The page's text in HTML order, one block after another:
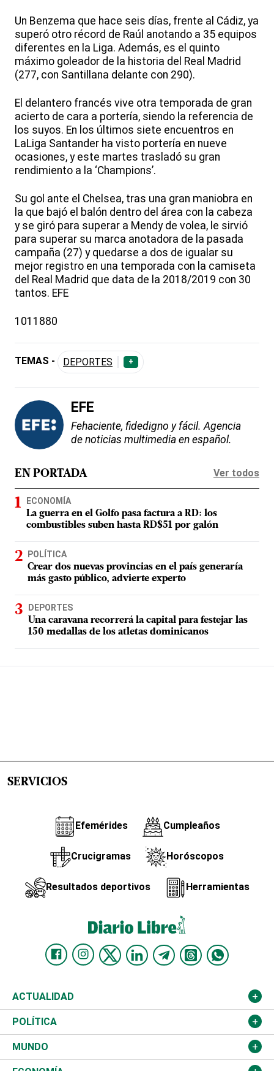
Un Benzema que hace seis días, frente al Cádiz, ya
superó otro récord de Raúl anotando a 35 equipos
diferentes en la Liga. Además, es el quinto
máximo goleador de la historia del Real Madrid
(277, con Santillana delante con 290).
El delantero francés vive otra temporada de gran
acierto de cara a portería, siendo la referencia de
los suyos. En los últimos siete encuentros en
LaLiga Santander ha visto portería en nueve
ocasiones, y este martes trasladó su gran
rendimiento a la ‘Champions’.
Su gol ante el Chelsea, tras una gran maniobra en
la que bajó el balón dentro del área con la cabeza
y se giró para superar a Mendy de volea, le sirvió
para superar su marca anotadora de la pasada
campaña (27) y quedarse a dos de igualar su
mejor registro en una temporada con la camiseta
del Real Madrid que data de la 2018/2019 con 30
tantos. EFE
1011880
TEMAS - DEPORTES +
EFE
Fehaciente, fidedigno y fácil. Agencia
de noticias multimedia en español.
EN PORTADA Ver todos
ECONOMÍA
La guerra en el Golfo pasa factura a RD: los
combustibles suben hasta RD$51 por galón
POLÍTICA
Crear dos nuevas provincias en el país generaría
más gasto público, advierte experto
DEPORTES
Una caravana recorrerá la capital para festejar las
150 medallas de los atletas dominicanos
SERVICIOS
Efemérides Cumpleaños
Crucigramas Horóscopos
Resultados deportivos Herramientas
ACTUALIDAD
Nacional
Ciudad
POLÍTICA
Partidos
MUNDO